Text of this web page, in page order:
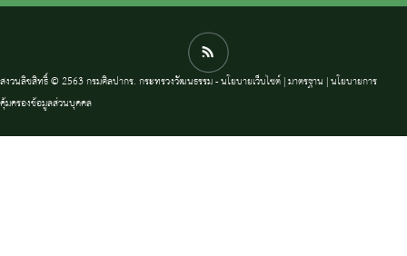
สงวนลิขสิทธิ์ © 2563 กรมศิลปากร. กระทรวงวัฒนธรรม -นโยบายเว็บไซต์|มาตรฐาน |นโยบายการ
คุ้มครองข้อมูลส่วนบุคคล